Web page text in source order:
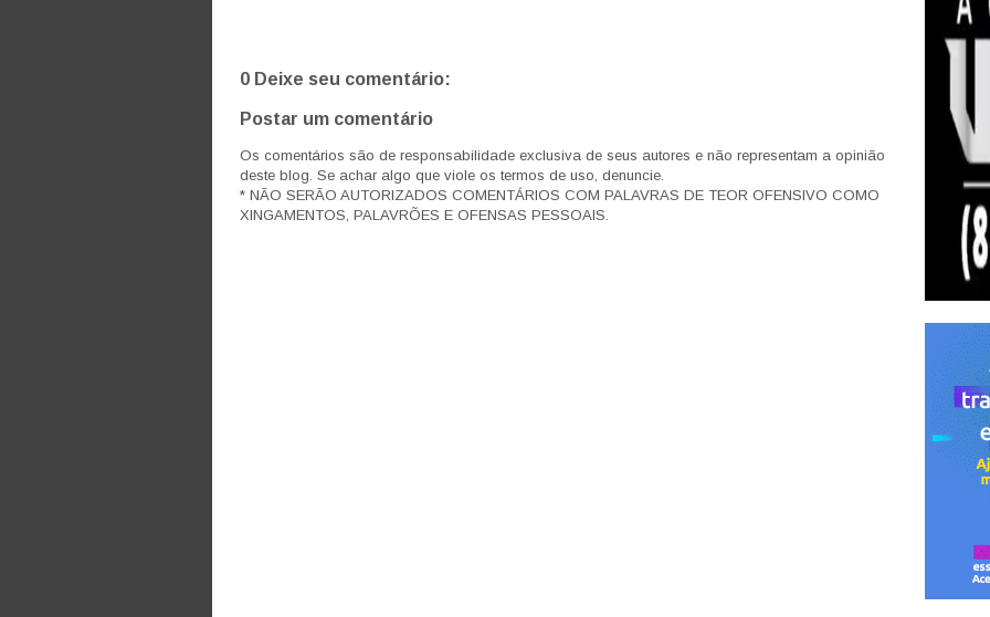
0 Deixe seu comentário:
Postar um comentário
Os comentários são de responsabilidade exclusiva de seus autores e não representam a opinião
deste blog. Se achar algo que viole os termos de uso, denuncie.
* NÃO SERÃO AUTORIZADOS COMENTÁRIOS COM PALAVRAS DE TEOR OFENSIVO COMO
XINGAMENTOS, PALAVRÕES E OFENSAS PESSOAIS.